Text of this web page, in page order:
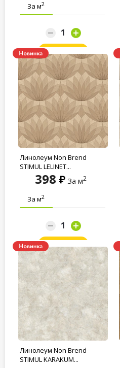
За м2
Заказать
Линолеум Non Brend
STIMUL LELINET...
398 За м2
За м2
Заказать
Линолеум Non Brend
STIMUL KARAKUM...